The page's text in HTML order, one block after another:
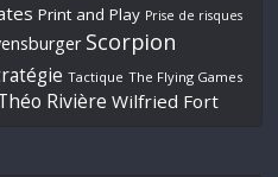
Print and Play Prise de risques
Scorpion
Tactique The Flying Games
Rivière Wilfried Fort